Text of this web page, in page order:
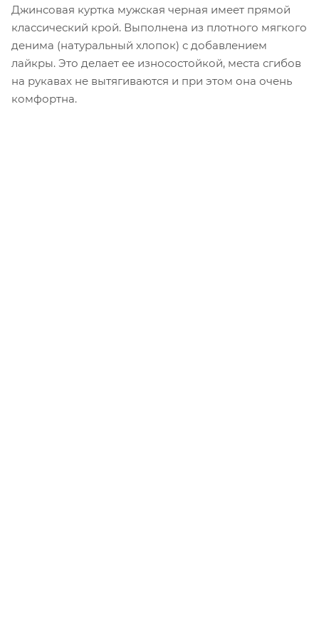
Джинсовая куртка мужская черная имеет прямой
классический крой. Выполнена из плотного мягкого
денима (натуральный хлопок) с добавлением
лайкры. Это делает ее износостойкой, места сгибов
на рукавах не вытягиваются и при этом она очень
комфортна.